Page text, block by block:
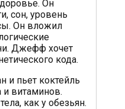
Он
сон, уровень
Он вложил
Джефф хочет
кода.
и пьет коктейль
и витаминов.
как у обезьян.